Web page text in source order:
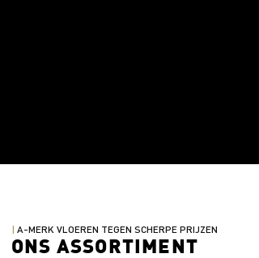
| A-MERK VLOEREN TEGEN SCHERPE PRIJZEN
ONS ASSORTIMENT